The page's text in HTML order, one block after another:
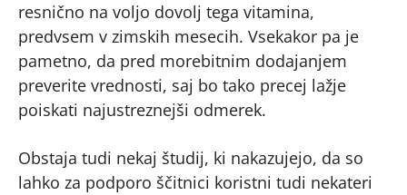
resnično na voljo dovolj tega vitamina,
predvsem v zimskih mesecih. Vsekakor pa je
pametno, da pred morebitnim dodajanjem
preverite vrednosti, saj bo tako precej lažje
poiskati najustreznejši odmerek.
Obstaja tudi nekaj študij, ki nakazujejo, da so
lahko za podporo ščitnici koristni tudi nekateri